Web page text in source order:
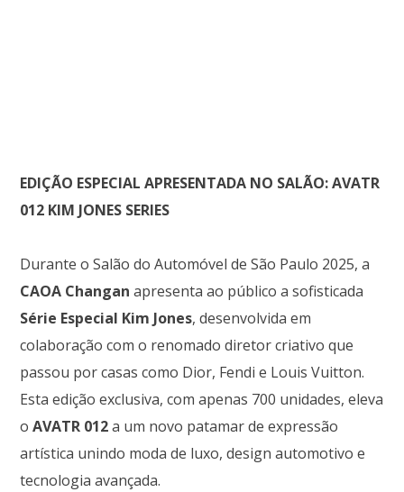
EDIÇÃO ESPECIAL APRESENTADA NO SALÃO: AVATR
012 KIM JONES SERIES
Durante o Salão do Automóvel de São Paulo 2025, a
CAOA Changan apresenta ao público a sofisticada
Série Especial Kim Jones, desenvolvida em
colaboração com o renomado diretor criativo que
passou por casas como Dior, Fendi e Louis Vuitton.
Esta edição exclusiva, com apenas 700 unidades, eleva
oAVATR 012a um novo patamar de expressão
artística unindo moda de luxo, design automotivo e
tecnologia avançada.